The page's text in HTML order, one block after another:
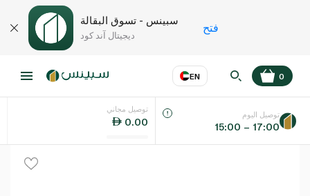
سبينس - تسوق البقالة
ديجيتال آند كود
فتح
EN
اللغة عر
0
توصيل مجاني
0.00
توصيل اليوم
15:00 – 17:00